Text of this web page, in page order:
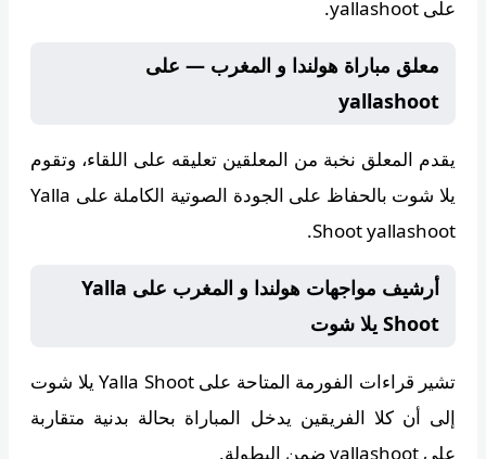
على yallashoot.
معلق مباراة هولندا و المغرب — على
yallashoot
يقدم المعلق نخبة من المعلقين تعليقه على اللقاء، وتقوم
يلا شوت
بالحفاظ على الجودة الصوتية الكاملة على Yalla
Shoot yallashoot.
أرشيف مواجهات هولندا و المغرب على Yalla
Shoot يلا شوت
تشير قراءات الفورمة المتاحة علىYalla Shoot يلا شوت
إلى أن كلا الفريقين يدخل المباراة بحالة بدنية متقاربة
على yallashoot ضمن البطولة.